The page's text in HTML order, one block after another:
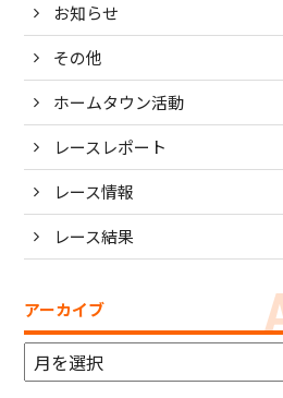
お知らせ
その他
ホームタウン活動
レースレポート
レース情報
レース結果
アーカイブ
ア
ー
カ